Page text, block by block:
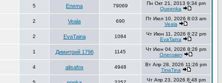
5 Enema 79069
Пн Окт 21, 2013 9:34 pm
Queenka
2 Veala 690
Пт Июл 10, 2026 8:03 am
Veala
2 EvaTaina 1084
Чт Июн 11, 2026 8:22 pm
EvaTaina
1 Димитрий 1796 1145
Чт Июн 04, 2026 8:26 pm
Олегович
4 alisafox 4948
Вт Апр 28, 2026 11:26 pm
TinaTina
Чт Апр 23, 2026 8:48 pm